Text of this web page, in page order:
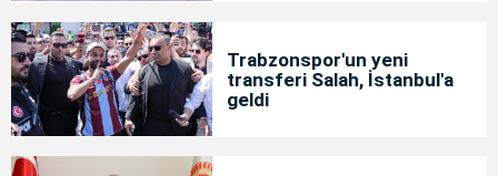
Trabzonspor'un yeni
transferi Salah, İstanbul'a
geldi